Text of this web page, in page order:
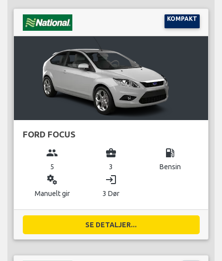
KOMPAKT
FORD FOCUS
group
5
business_center
3
local_gas_station
Bensin
miscellaneous_services
Manuelt gir
login
3 Dør
SE DETALJER...